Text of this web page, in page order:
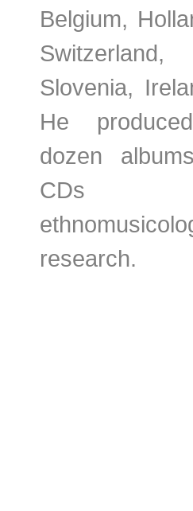
Belgium,
Slovenia,
He
dozen
research.